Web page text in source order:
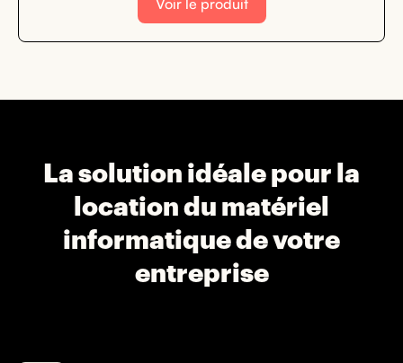
Voir le produit
La solution idéale pour la
location du matériel
informatique de votre
entreprise